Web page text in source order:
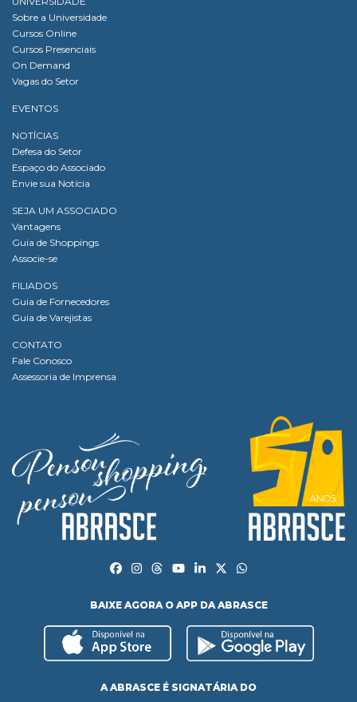
Sobre a Universidade
Cursos Online
Cursos Presenciais
On Demand
Vagas do Setor
EVENTOS
NOTÍCIAS
Defesa do Setor
Espaço do Associado
Envie sua Notícia
SEJA UM ASSOCIADO
Vantagens
Guia de Shoppings
Associe-se
FILIADOS
Guia de Fornecedores
Guia de Varejistas
CONTATO
Fale Conosco
Assessoria de Imprensa
BAIXE AGORA O APP DA ABRASCE
A ABRASCE É SIGNATÁRIA DO